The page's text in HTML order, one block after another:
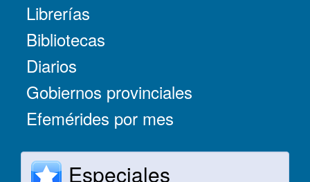
Librerías
Bibliotecas
Diarios
Gobiernos provinciales
Efemérides por mes
Especiales